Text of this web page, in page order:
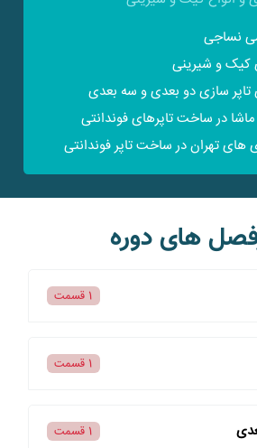
نساجی
و شیرینی
سازی دو بعدی و سه بعدی
در ساخت تاپرهای فوندانتی
های تهران در ساخت تاپر فوندانتی
های دوره
1 قسمت
1 قسمت
1 قسمت